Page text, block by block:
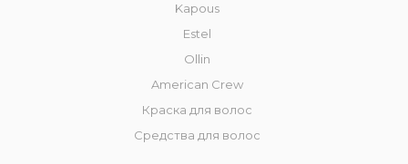
Kapous
Estel
Ollin
American Crew
Краска для волос
Средства для волос